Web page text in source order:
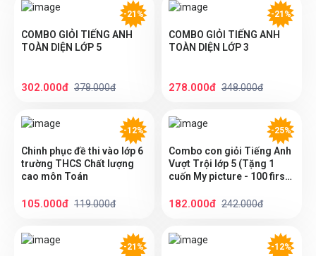
-21%
COMBO GIỎI TIẾNG ANH
TOÀN DIỆN LỚP 5
302.000đ 378.000đ
-21%
COMBO GIỎI TIẾNG ANH
TOÀN DIỆN LỚP 3
278.000đ 348.000đ
-12%
Chinh phục đề thi vào lớp 6
trường THCS Chất lượng
cao môn Toán
105.000đ 119.000đ
-25%
Combo con giỏi Tiếng Anh
Vượt Trội lớp 5 (Tặng 1
cuốn My picture - 100 first
182.000đ 242.000đ
-21% -12%